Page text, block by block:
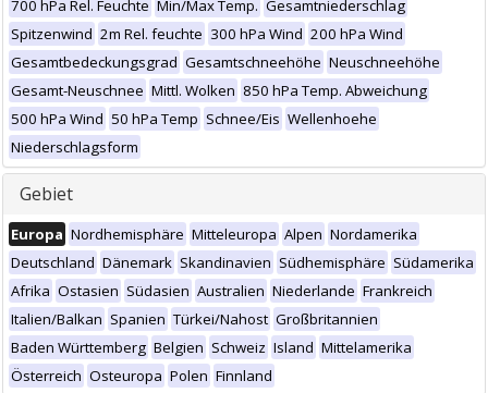
700 hPa Rel. Feuchte Min/Max Temp. Gesamtniederschlag
Spitzenwind 2m Rel. feuchte 300 hPa Wind 200 hPa Wind
Gesamtbedeckungsgrad Gesamtschneehöhe Neuschneehöhe
Gesamt-Neuschnee Mittl. Wolken 850 hPa Temp. Abweichung
500 hPa Wind 50 hPa Temp Schnee/Eis Wellenhoehe
Niederschlagsform
Gebiet
Europa Nordhemisphäre Mitteleuropa Alpen Nordamerika
Deutschland Dänemark Skandinavien Südhemisphäre Südamerika
Afrika Ostasien Südasien Australien Niederlande Frankreich
Italien/Balkan Spanien Türkei/Nahost Großbritannien
Baden Württemberg Belgien Schweiz Island Mittelamerika
Österreich Osteuropa Polen Finnland